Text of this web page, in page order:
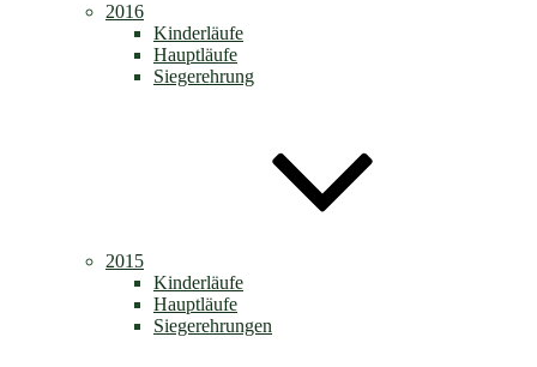
2016
Kinderläufe
Hauptläufe
Siegerehrung
2015
Kinderläufe
Hauptläufe
Siegerehrungen